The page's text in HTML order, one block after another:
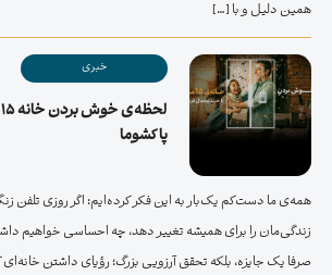
همین دلیل و با […]
خبری
پاکشوما
همه‌ی ما دست‌کم یک‌بار به این فکر کرده‌ایم: اگر روزی تلفن
زندگی‌مان را برای همیشه تغییر دهد، چه احساسی خواهیم
صرفا یک جایزه، بلکه تحقق آرزویی بزرگ؛ رؤیای داشتن